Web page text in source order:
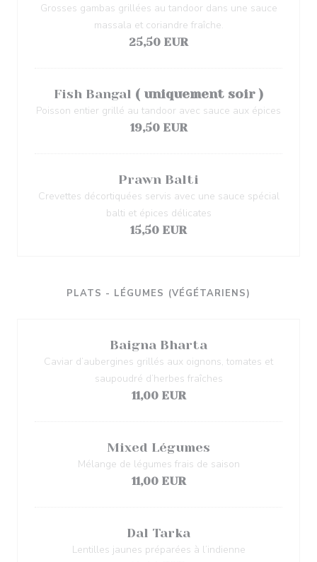
Grosses gambas grillées au tandoor dans une sauce
massala et coriandre fraîche.
25,50 EUR
Fish Bangal ( uniquement soir )
Poisson entier grillé au tandoor avec sauce aux épices
19,50 EUR
Prawn Balti
Crevettes décortiquées servis avec une sauce spécial
balti et épices délicates
15,50 EUR
PLATS - LÉGUMES (VÉGÉTARIENS)
Baigna Bharta
Caviar d’aubergines grillés aux oignons, tomates et
saupoudré d’herbes fraîches
11,00 EUR
Mixed Légumes
Mélange de légumes frais de saison
11,00 EUR
Dal Tarka
Lentilles jaunes préparées à l’indienne